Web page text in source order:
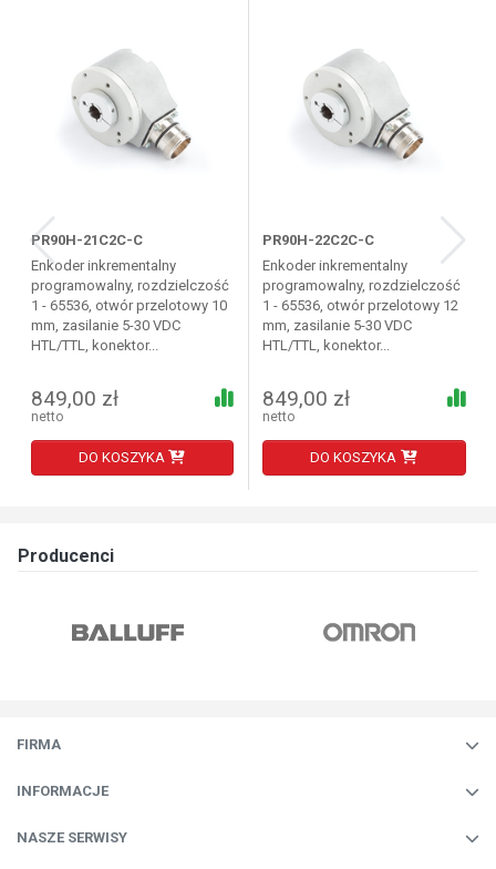
PR90H-21C2C-C
Enkoder inkrementalny
programowalny, rozdzielczość
1 - 65536, otwór przelotowy 10
mm, zasilanie 5-30 VDC
HTL/TTL, konektor...
849,00 zł
netto
DO KOSZYKA
PR90H-22C2C-C
Enkoder inkrementalny
programowalny, rozdzielczość
1 - 65536, otwór przelotowy 12
mm, zasilanie 5-30 VDC
HTL/TTL, konektor...
849,00 zł
netto
DO KOSZYKA
Producenci
FIRMA
INFORMACJE
NASZE SERWISY